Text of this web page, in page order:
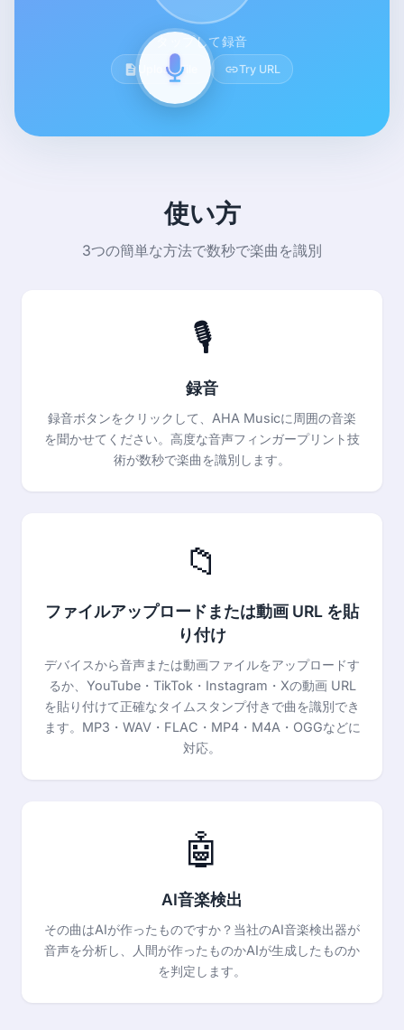
タップして録音
Upload File Try URL
使い方
3つの簡単な方法で数秒で楽曲を識別
🎙️
録音
録音ボタンをクリックして、AHA Musicに周囲の音楽
を聞かせてください。高度な音声フィンガープリント技
術が数秒で楽曲を識別します。
📁
ファイルアップロードまたは動画 URL を貼
り付け
デバイスから音声または動画ファイルをアップロードす
るか、YouTube・TikTok・Instagram・Xの動画 URL
を貼り付けて正確なタイムスタンプ付きで曲を識別でき
ます。MP3・WAV・FLAC・MP4・M4A・OGGなどに
対応。
🤖
AI音楽検出
その曲はAIが作ったものですか？当社のAI音楽検出器が
音声を分析し、人間が作ったものかAIが生成したものか
を判定します。